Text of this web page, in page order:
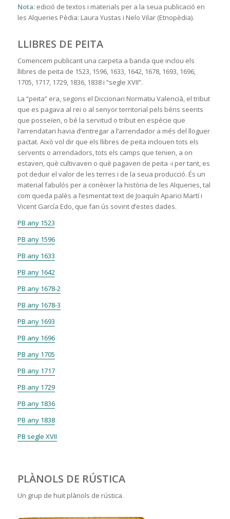
Nota: edició de textos i materials per a la seua publicació en
les Alqueries Pèdia: Laura Yustas i Nelo Vilar (Etnopèdia).
LLIBRES DE PEITA
Comencem publicant una carpeta a banda que inclou els
llibres de peita de 1523, 1596, 1633, 1642, 1678, 1693, 1696,
1705, 1717, 1729, 1836, 1838 i “segle XVII”.
La “peita” era, segons el Diccionari Normatiu Valencià, el tribut
que es pagava al rei o al senyor territorial pels béns seents
que posseïen, o bé la servitud o tribut en espècie que
l’arrendatari havia d’entregar a l’arrendador a més del lloguer
pactat. Això vol dir que els llibres de peita inclouen tots els
servents o arrendadors, tots els camps que tenien, a on
estaven, què cultivaven o què pagaven de peita -i per tant, es
pot deduir el valor de les terres i de la seua producció. És un
material fabulós per a conèixer la història de les Alqueries, tal
com queda palès a l’esmentat text de Joaquín Aparici Martí i
Vicent García Edo, que fan ús sovint d’estes dades.
PB any 1523
PB any 1596
PB any 1633
PB any 1642
PB any 1678-2
PB any 1678-3
PB any 1693
PB any 1696
PB any 1705
PB any 1717
PB any 1729
PB any 1836
PB any 1838
PB segle XVII
PLÀNOLS DE RÚSTICA
Un grup de huit plànols de rústica.